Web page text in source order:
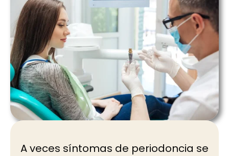
A veces síntomas de periodoncia se